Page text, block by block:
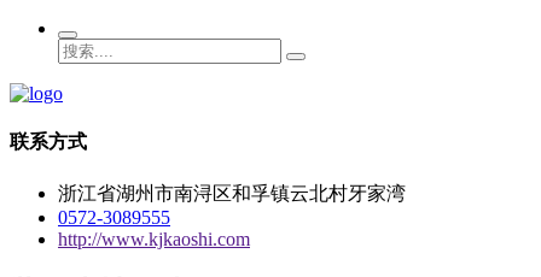
联系方式
浙江省湖州市南浔区和孚镇云北村牙家湾
0572-3089555
http://www.kjkaoshi.com